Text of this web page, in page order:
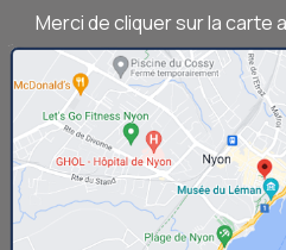
Merci de cliquer sur la carte